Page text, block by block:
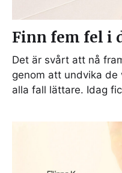
Finn fem fel i
Det är svårt att nå
genom att undvika
alla fall lättare. Idag